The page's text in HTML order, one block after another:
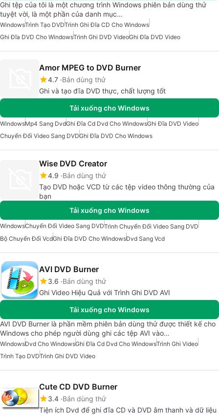
Ghi tệp của tôi là một chương trình Windows phiên bản dùng thử
tuyệt vời, là một phần của danh mục…
WindowsTrình Tạo DVDTrình Ghi Đĩa CD Cho Windows
Ghi Đĩa DVD Cho WindowsTrình Ghi DVD VideoGhi Đĩa DVD Video
Amor MPEG to DVD Burner
4.7 Bản dùng thử
Ghi và tạo đĩa DVD thực, chất lượng tốt
Tải xuống cho Windows
WindowsMp4 Sang DvdGhi Đĩa Cd Dvd Cho WindowsGhi Đĩa DVD Video
Chuyển Đổi Video Sang DVDGhi Đĩa DVD Cho Windows
Wise DVD Creator
4.9 Bản dùng thử
Tạo DVD hoặc VCD từ các tệp video thông thường của
bạn
Tải xuống cho Windows
WindowsChuyển Đổi Video Sang DVDTrình Chuyển Đổi Video Sang DVD
Bộ Chuyển Đổi VcdGhi Đĩa DVD Cho WindowsDvd Sang Vcd
AVI DVD Burner
3.6 Bản dùng thử
Ghi Video Hiệu Quả với Trình Ghi DVD AVI
Tải xuống cho Windows
AVI DVD Burner là phần mềm phiên bản dùng thử được thiết kế cho
Windows cho phép người dùng ghi các tệp AVI vào…
WindowsDvd Cho WindowsGhi Đĩa Cd Dvd Cho WindowsTrình Ghi Video
Trình Tạo DVDTrình Ghi DVD Video
Cute CD DVD Burner
3.4 Bản dùng thử
Tiện ích Dvd để ghi đĩa CD và DVD âm thanh và dữ liệu